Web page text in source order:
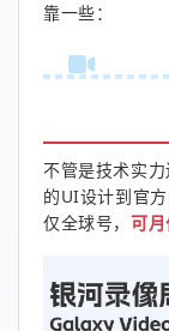
靠一些：
不管是技术实
的UI设计到官
仅全球号， 可月